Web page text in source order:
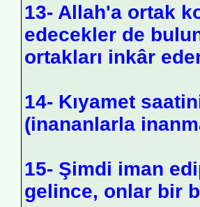
13- Allah'a ortak
edecekler de
ortakları inkâr
14- Kıyamet
(inananlarla
15- Şimdi iman
gelince, onlar bir